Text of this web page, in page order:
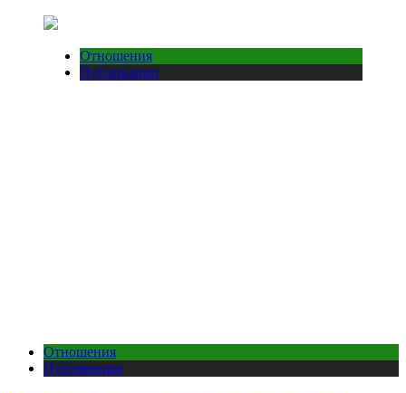
Отношения
Публикации
Отношения
Публикации